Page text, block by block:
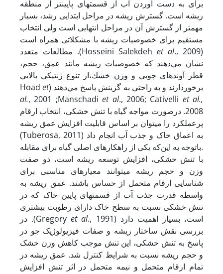
برای به دست آوردن آب از قسمت­های پایین­تر از منطقه
ریشه است. گسترش ریشه در مراحل ابتدایی رشد، بسیار
مهم­تر از گسترش آن در مراحل انتهایی است ولی انتخاب
مستقیم برای خصوصیات ریشه با مشکلاتی همراه است
(Hosseini Salekdeh
et al
., 2009). ﻣﻄﺎﻟﻌﺎت ﻣﺘﻌﺪد
ﻧﺸﺎن ﻣﻲدﻫﻨﺪ ﻛﻪ ﺧﺼﻮﺻﻴﺎت رﻳﺸﻪ ﻣﺎﻧﻨﺪ ﻋﻤﻖ، ﺣﺠﻢ،
ﻗﻄﺮ آوﻧﺪﻫﺎی ﭼﻮﺑﻲ و وزن ﺧﺸﻚ،از ﺗﻨﻮع ژﻧﺘﻴﻜﻲ ﺑﺎﻻﻳﻲ
ﺑﺮﺧﻮردارﻧﺪ و ﺑﻪ راﺣﺘﻲ ﺑﻪ ﮔﺰﻳﻨﺶ ﭘﺎﺳﺦ ﻣﻲدﻫﻨﺪ (Hoadet
al., 2001 ;Manschadiet al., 2006; Cativelli et al.,
2008. درصورت مواجه گیاه با تنش خشکی، انتخاب ارقام
پرعملکرد را می­توان بر اساس قابلیت افزایش عمق ریشه
به اعماق خاک و جذب آب انجام داد (Tuberosa, 2011)
.باتوجه به این‌که یکی از راهکارهای اصلی گیاه برای مقابله
با تنش خشکی، افزایش توسعه ریشه است، دو صفت
وزن و حجم ریشه می­توانند معیارهای مناسبی برای
شناسایی ارقام متحمل از حساس باشند. عمق ریشه به
واسطه قدرت جذب آب از قسمت­های پایین خاک که در
تنش خشکی نسبت به سطح خاک دارای رطوبت بیشتری
است، بسیار اهمیت دارد (Gregory
et al
., 1991). در
بررسی نقش ساختار ریشه و صفات فیزیولوژیک جو در
پاسخ به تنش خشکی، این تنش موجب کاهش وزن خشک
و حجم ریشه نسبت به شرایط کنترل شد. عمق ریشه در
تمام ارقام متحمل و نیمه متحمل در اثر تنش افزایش